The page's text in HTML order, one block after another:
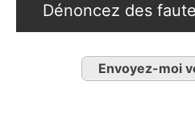
Dénoncez des
Envoyez-moi